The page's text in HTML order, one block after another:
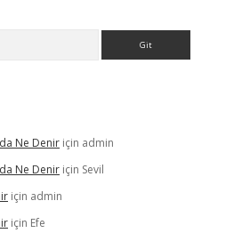
Ne Denir için admin
Ne Denir için Sevil
için admin
için Efe